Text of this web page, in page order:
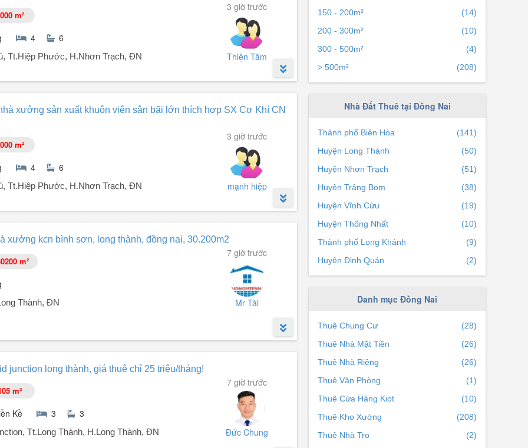
Cột Biên 9m.
tba 1000kva
3 giờ trước
Thiện Tâm
m²
4 6
Tt.Hiệp Phước, H.Nhơn Trạch, ĐN
NAI
Cột Biên 9m.
tba 1000kva
xưởng sản xuất khuôn viên sân bãi lớn thích hợp SX Cơ Khí CN
3 giờ trước
mạnh hiệp
m²
4 6
Tt.Hiệp Phước, H.Nhơn Trạch, ĐN
NAI
Cột Biên 9m.
tba 1000kva
xưởng kcn bình sơn, long thành, đồng nai, 30.200m2
7 giờ trước
Mr Tài
m²
Thành, ĐN
Nai, 30.200m².
junction long thành, giá thuê chỉ 25 triệu/tháng!
7 giờ trước
Đức Chung
m²
Kề 3 3
Tt.Long Thành, H.Long Thành, ĐN
150 - 200m²
(14)
200 - 300m²
(10)
300 - 500m²
(4)
> 500m²
(208)
Nhà Đất Thuê tại Đồng Nai
Thành phố Biên Hòa
(141)
Huyện Long Thành
(50)
Huyện Nhơn Trạch
(51)
Huyện Trảng Bom
(38)
Huyện Vĩnh Cửu
(19)
Huyện Thống Nhất
(10)
Thành phố Long Khánh
(9)
Huyện Định Quán
(2)
Danh mục Đồng Nai
Thuê Chung Cư
(28)
Thuê Nhà Mặt Tiền
(26)
Thuê Nhà Riêng
(26)
Thuê Văn Phòng
(1)
Thuê Cửa Hàng Kiot
(10)
Thuê Kho Xưởng
(208)
Thuê Nhà Trọ
(2)